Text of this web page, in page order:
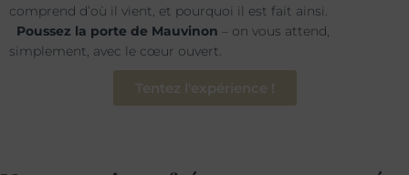
comprend d’où il vient, et pourquoi il est fait ainsi.
Poussez la porte de Mauvinon – on vous attend,
simplement, avec le cœur ouvert.
Tentez l'expérience !